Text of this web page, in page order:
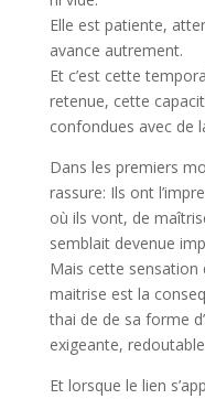
Elle est patiente,
avance autrement.
Et c’est cette
retenue, cette
confondues avec de
Dans les premiers
rassure: Ils ont
où ils vont, de
semblait devenue
Mais cette
maitrise est la
thai de de sa forme
exigeante,
Et lorsque le lien